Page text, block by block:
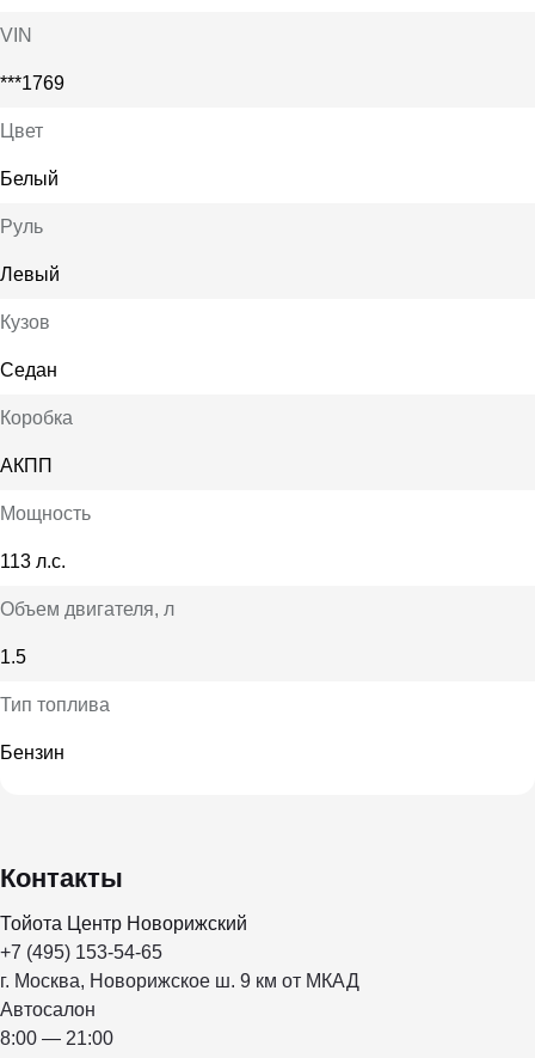
VIN
***1769
Цвет
Белый
Руль
Левый
Кузов
Седан
Коробка
АКПП
Мощность
113 л.с.
Объем двигателя, л
1.5
Тип топлива
Бензин
Контакты
Тойота Центр Новорижский
+7 (495) 153-54-65
г. Москва, Новорижское ш. 9 км от МКАД
Автосалон
8:00 — 21:00